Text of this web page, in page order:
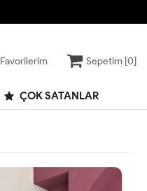
Favorilerim Sepetim [0]
ÇOK SATANLAR